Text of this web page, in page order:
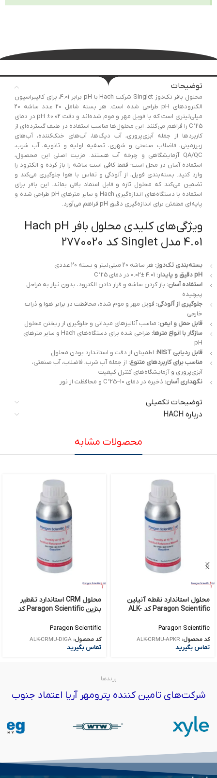
توضیحات
محلول بافر تک‌دوز Singlet شرکت Hach با pH برابر 4.01، برای کالیبراسیون
الکترودهای pH طراحی شده است. هر بسته شامل 20 عدد ساشه 20
میلی‌لیتری است که با فویل مهر و موم شده‌اند و دقت pH ±0.02 در دمای
25°C را فراهم می‌کنند. این محلول‌ها مناسب استفاده در طیف گسترده‌ای از
کاربردها از جمله آبزی‌پروری، آب دیگ‌ها، آب‌های خنک‌کننده، آب‌های
زیرزمینی، فاضلاب صنعتی و شهری، تصفیه اولیه و ثانویه، آب شرب،
QA/QC آزمایشگاهی و چرخه آب هستند. مزیت اصلی این محصول،
استفاده آسان در محل است؛ فقط کافی است ساشه را باز کرده و الکترود را
وارد کنید. بسته‌بندی فویل، از آلودگی و تماس با هوا جلوگیری می‌کند و
تضمین می‌کند که محلول تازه و قابل اعتماد باقی بماند. این بافر برای
استفاده با دستگاه‌های اندازه‌گیری Hach و سایر مترهای pH طراحی شده و
پایه‌ای مطمئن برای اندازه‌گیری دقیق pH فراهم می‌آورد.
ویژگی‌های کلیدی محلول بافر Hach pH
4.01 مدل Singlet کد 2770020
بسته‌بندی تک‌دوز: هر ساشه 20 میلی‌لیتر و بسته 20 عددی
pH دقیق و پایدار:
استفاده آسان: باز کردن ساشه و قرار دادن الکترود، بدون نیاز به مراحل
پیچیده
جلوگیری از آلودگی: فویل مهر و موم شده، محافظت در برابر هوا و ذرات
خارجی
قابل حمل و ایمن: مناسب آنالیزهای میدانی و جلوگیری از ریختن محلول
سازگار با انواع مترها:
طراحی شده برای دستگاه‌های Hach و سایر مترهای
pH
قابل ردیابی NIST:
اطمینان از دقت و استاندارد بودن محلول
مناسب برای کاربردهای متنوع: از جمله آب شرب، فاضلاب، آب صنعتی،
آبزی‌پروری و آزمایشگاه‌های کنترل کیفیت
نگهداری آسان: ذخیره در دمای 10–25°C و محافظت از نور
توضیحات تکمیلی
درباره HACH
محصولات مشابه
محلول استاندارد نقطه آنیلین
Paragon Scientific کد ALK-
Paragon Scientific
کد محصول: ALK-CRMU-APKR
تماس بگیرید
محلول CRM استاندارد تقطیر
بنزین Paragon Scientific کد
Paragon Scientific
کد محصول: ALK-CRMU-DIGA
تماس بگیرید
برندها
شرکت‌های تامین کننده پترومهر آریا اعتماد جنوب